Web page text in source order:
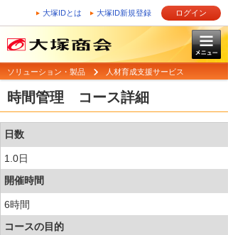
大塚IDとは 大塚ID新規登録 ログイン
ソリューション・製品 人材育成支援サービス
時間管理 コース詳細
日数
1.0日
開催時間
6時間
コースの目的